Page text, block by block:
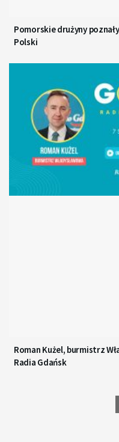
Pomorskie drużyny
Polski
Roman Kużel, burmistrz
Radia Gdańsk